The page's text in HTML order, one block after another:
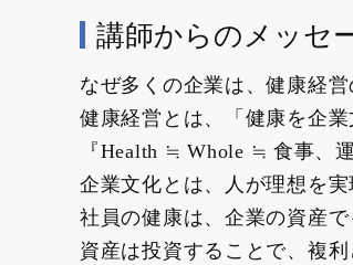
講師からのメッセ
なぜ多くの企業は、健康経
健康経営とは、「健康を企
『Health ≒ Whole ≒ 食事、
企業文化とは、人が理想を
社員の健康は、企業の資産
資産は投資することで、複